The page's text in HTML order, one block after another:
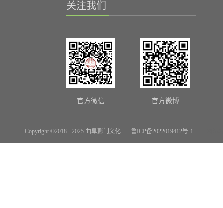
Copyright ©2018 - 2025 曲阜彭门文化 鲁ICP备2022019412号-1
关注我们
官方微信 官方微博